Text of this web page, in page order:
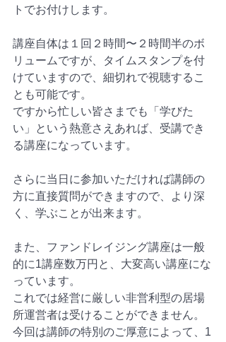
トでお付けします。
講座自体は１回２時間〜２時間半のボ
リュームですが、タイムスタンプを付
けていますので、細切れで視聴するこ
とも可能です。
ですから忙しい皆さまでも「学びた
い」という熱意さえあれば、受講でき
る講座になっています。
さらに当日に参加いただければ講師の
方に直接質問ができますので、より深
く、学ぶことが出来ます。
また、ファンドレイジング講座は一般
的に1講座数万円と、大変高い講座にな
っています。
これでは経営に厳しい非営利型の居場
所運営者は受けることができません。
今回は講師の特別のご厚意によって、1